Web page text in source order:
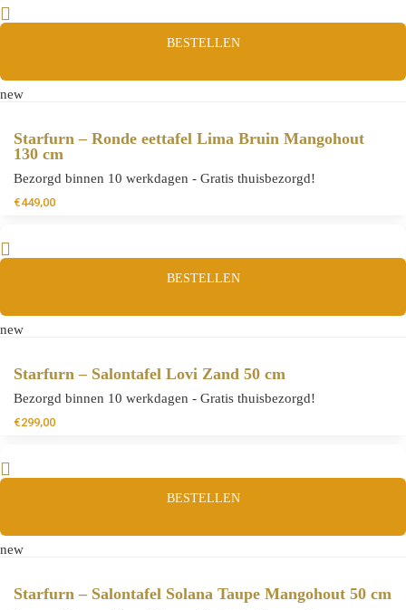
BESTELLEN
new
Starfurn – Ronde eettafel Lima Bruin Mangohout
130 cm
Bezorgd binnen 10 werkdagen - Gratis thuisbezorgd!
€449,00
BESTELLEN
new
Starfurn – Salontafel Lovi Zand 50 cm
Bezorgd binnen 10 werkdagen - Gratis thuisbezorgd!
€299,00
BESTELLEN
new
Starfurn – Salontafel Solana Taupe Mangohout 50 cm